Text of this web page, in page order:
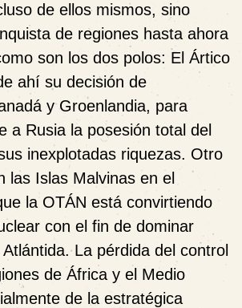
de ellos mismos, sino
de regiones hasta ahora
son los dos polos: El Ártico
ahí su decisión de
y Groenlandia, para
a Rusia la posesión total del
inexplotadas riquezas. Otro
las Islas Malvinas en el
la OTÁN está convirtiendo
con el fin de dominar
La pérdida del control
de África y el Medio
de la estratégica